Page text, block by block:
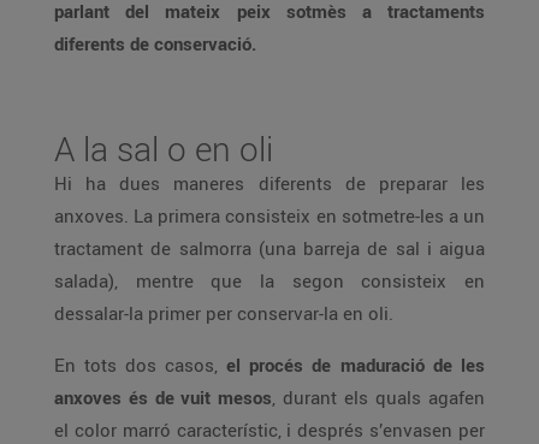
parlant del mateix peix sotmès a tractaments
diferents de conservació.
A la sal o en oli
Hi ha dues maneres diferents de preparar les
anxoves. La primera consisteix en sotmetre-les a un
tractament de salmorra (una barreja de sal i aigua
salada), mentre que la segon consisteix en
dessalar-la primer per conservar-la en oli.
En tots dos casos, el procés de maduració de les
anxoves és de vuit mesos, durant els quals agafen
el color marró característic, i després s’envasen per